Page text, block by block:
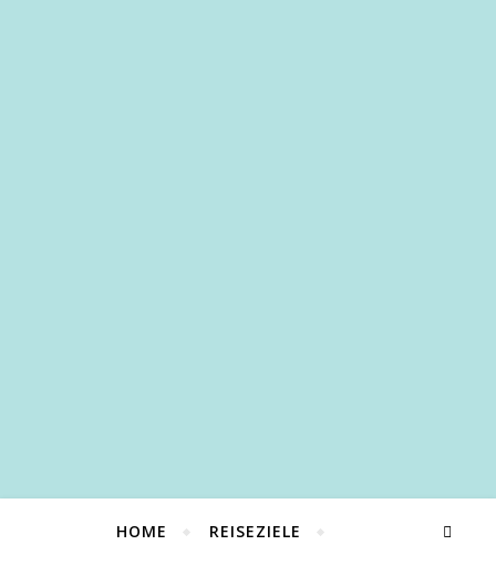
HOME REISEZIELE